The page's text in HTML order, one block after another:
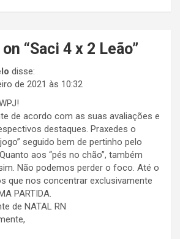
“Saci 4 x 2 Leão”
disse:
de 2021 às 10:32
de acordo com as suas avaliações e
destaques. Praxedes o
seguido bem de pertinho pelo
aos “pés no chão”, também
Não podemos perder o foco. Até o
que nos concentrar exclusivamente
PARTIDA.
de NATAL RN